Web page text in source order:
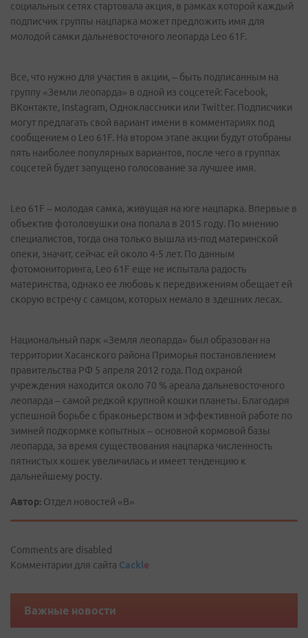
социальных сетях стартовала акция, в рамках которой каждый
подписчик группы нацпарка может предложить имя для
молодой самки дальневосточного леопарда Leo 61F.
Все, что нужно для участия в акции, – быть подписанным на
группу «Земли леопарда» в одной из соцсетей: Facebook,
ВКонтакте, Instagram, Одноклассники или Twitter. Подписчики
могут предлагать свой вариант имени в комментариях под
сообщением о Leo 61F. На втором этапе акции будут отобраны
пять наиболее популярных вариантов, после чего в группах
соцсетей будет запущено голосование за лучшее имя.
Leo 61F – молодая самка, живущая на юге нацпарка. Впервые в
объектив фотоловушки она попала в 2015 году. По мнению
специалистов, тогда она только вышла из-под материнской
опеки, значит, сейчас ей около 4-5 лет. По данным
фотомониторинга, Leo 61F еще не испытала радость
материнства, однако ее любовь к передвижениям обещает ей
скорую встречу с самцом, которых немало в здешних лесах.
Национальный парк «Земля леопарда» был образован на
территории Хасанского района Приморья постановлением
правительства РФ 5 апреля 2012 года. Под охраной
учреждения находится около 70 % ареала дальневосточного
леопарда – самой редкой крупной кошки планеты. Благодаря
успешной борьбе с браконьерством и эффективной работе по
зимней подкормке копытных – основной кормовой базы
леопарда, за время существования нацпарка численность
пятнистых кошек увеличилась и имеет тенденцию к
дальнейшему росту.
Автор: Отдел новостей «В»
Comments are disabled
Комментарии для сайта Cackle
Важные новости